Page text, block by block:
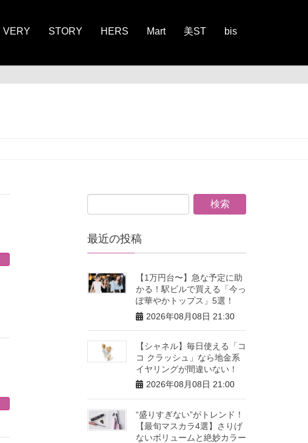
VERY STORY HERS Mart 美ST bis
最近の投稿
【1万円台〜】急な予定に助
かる！駅ビルで買える「今っ
ぽ華やかトップス」5選！
2026年08月08日 21:30
【シャネル】毎日使える「コ
コ クラッシュ」なら地金系
イヤリングが間違いない！
2026年08月08日 21:00
“盛りすぎない”がトレンド！
【最旬マスカラ4選】さりげ
ないボリュームと絶妙カラー